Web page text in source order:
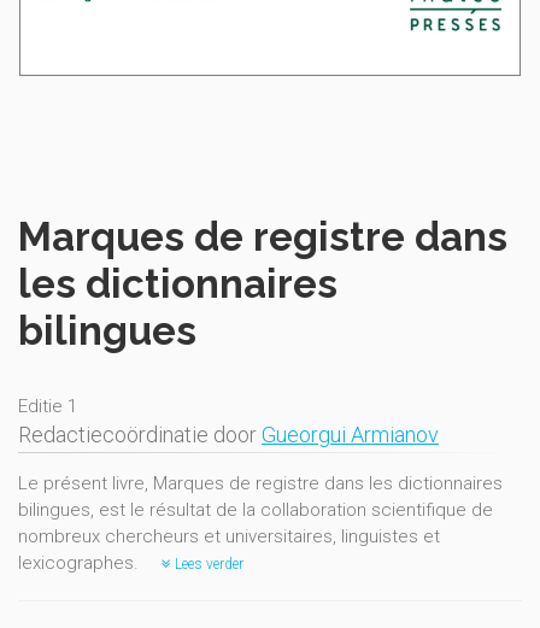
Marques de registre dans
les dictionnaires
bilingues
Editie 1
Redactiecoördinatie doorGueorgui Armianov
Le présent livre, Marques de registre dans les dictionnaires
bilingues, est le résultat de la collaboration scientifique de
nombreux chercheurs et universitaires, linguistes et
lexicographes.
Lees verder